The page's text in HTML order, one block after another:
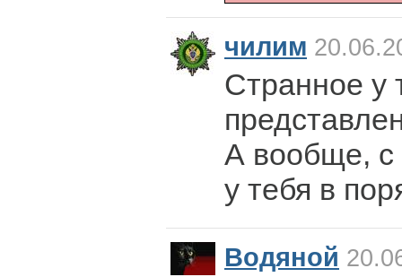
чилим
Странное у
А вообще, с
у тебя в
Водяной